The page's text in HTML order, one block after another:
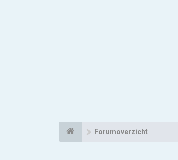
Forumoverzicht